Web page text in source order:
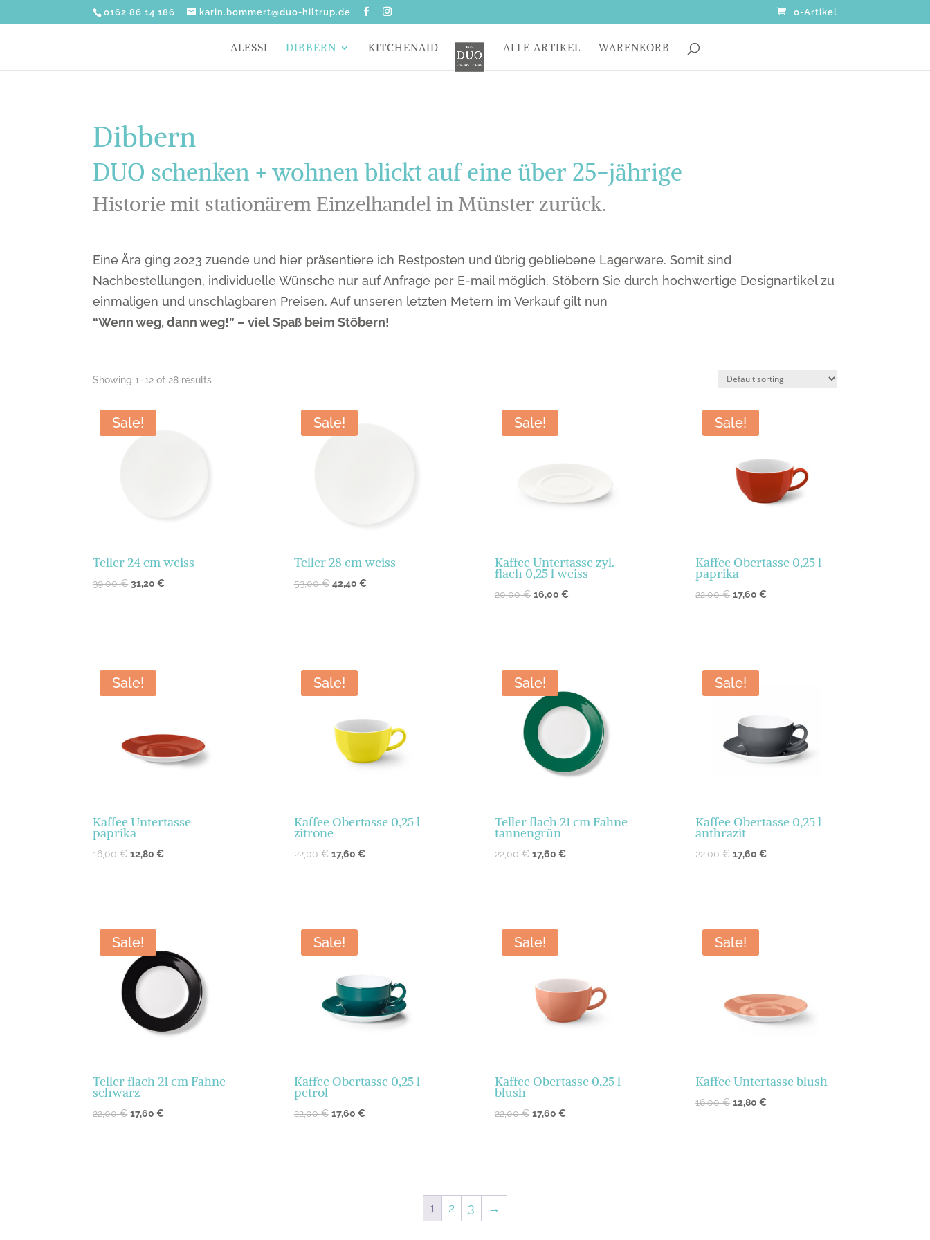
0162 86 14 186 karin.bommert@duo-hiltrup.de 0-Artikel
ALESSI DIBBERN KITCHENAID ALLE ARTIKEL WARENKORB
Dibbern
DUO schenken + wohnen blickt auf eine über 25-jährige
Historie mit stationärem Einzelhandel in Münster zurück.
Eine Ära ging 2023 zuende und hier präsentiere ich Restposten und übrig gebliebene Lagerware. Somit sind
Nachbestellungen, individuelle Wünsche nur auf Anfrage per E-mail möglich. Stöbern Sie durch hochwertige Designartikel zu
einmaligen und unschlagbaren Preisen. Auf unseren letzten Metern im Verkauf gilt nun
“Wenn weg, dann weg!” – viel Spaß beim Stöbern!
Showing 1–12 of 28 results
Sale!
Teller 24 cm weiss
39,00€ 31,20€
Sale!
Teller 28 cm weiss
53,00€ 42,40 €
Sale!
Kaffee Untertasse zyl.
flach 0,25 l weiss
20,00€ 16,00 €
Sale!
Kaffee Obertasse 0,25 l
paprika
22,00€ 17,60€
Sale!
Kaffee Untertasse
paprika
16,00€ 12,80€
Sale!
Kaffee Obertasse 0,25 l
zitrone
22,00€ 17,60 €
Sale!
Teller flach 21 cm Fahne
tannengrün
22,00€ 17,60 €
Sale!
Kaffee Obertasse 0,25 l
anthrazit
22,00€ 17,60€
Sale!
Teller flach 21 cm Fahne
schwarz
22,00€ 17,60€
Sale!
Kaffee Obertasse 0,25 l
petrol
22,00€ 17,60 €
Sale!
Kaffee Obertasse 0,25 l
blush
22,00€ 17,60 €
Sale!
Kaffee Untertasse blush
16,00€ 12,80€
1 2 3 →